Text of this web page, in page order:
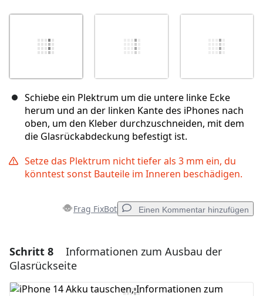
Schiebe ein Plektrum um die untere linke Ecke
herum und an der linken Kante des iPhones nach
oben, um den Kleber durchzuschneiden, mit dem
die Glasrückabdeckung befestigt ist.
Setze das Plektrum nicht tiefer als 3 mm ein, du
könntest sonst Bauteile im Inneren beschädigen.
Frag FixBot Einen Kommentar hinzufügen
Einen Kommentar hinzufügen
Kommentar hinzufügen
Schritt 8
Informationen zum Ausbau der
Glasrückseite